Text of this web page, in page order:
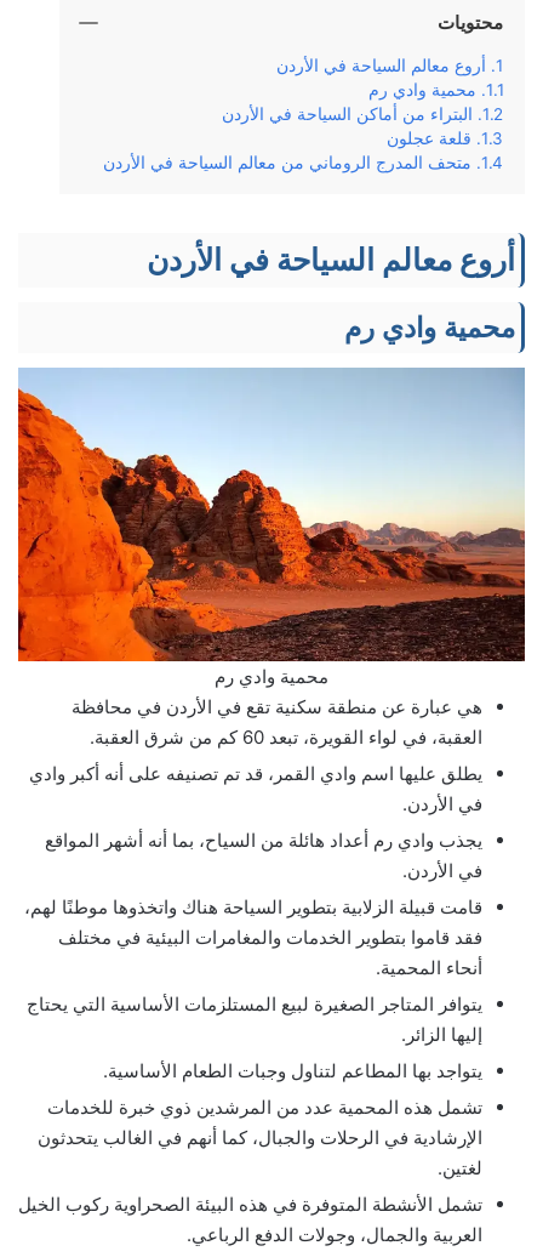
محتويات
أروع معالم السياحة في الأردن
محمية وادي رم
البتراء من أماكن السياحة في الأردن
قلعة عجلون
متحف المدرج الروماني من معالم السياحة في الأردن
أروع معالم السياحة في الأردن
محمية وادي رم
محمية وادي رم
هي عبارة عن منطقة سكنية تقع في الأردن في محافظة
العقبة، في لواء القويرة، تبعد 60 كم من شرق العقبة.
يطلق عليها اسم وادي القمر، قد تم تصنيفه على أنه أكبر وادي
في الأردن.
يجذب وادي رم أعداد هائلة من السياح، بما أنه أشهر المواقع
في الأردن.
قامت قبيلة الزلابية بتطوير السياحة هناك واتخذوها موطنًا لهم،
فقد قاموا بتطوير الخدمات والمغامرات البيئية في مختلف
أنحاء المحمية.
يتوافر المتاجر الصغيرة لبيع المستلزمات الأساسية التي يحتاج
إليها الزائر.
يتواجد بها المطاعم لتناول وجبات الطعام الأساسية.
تشمل هذه المحمية عدد من المرشدين ذوي خبرة للخدمات
الإرشادية في الرحلات والجبال، كما أنهم في الغالب يتحدثون
لغتين.
تشمل الأنشطة المتوفرة في هذه البيئة الصحراوية ركوب الخيل
العربية والجمال، وجولات الدفع الرباعي.